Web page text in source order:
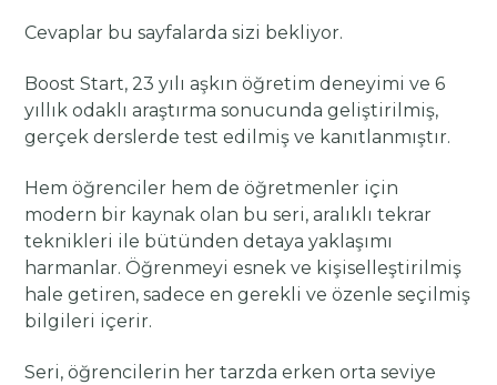
Cevaplar bu sayfalarda sizi bekliyor.
Boost Start, 23 yılı aşkın öğretim deneyimi ve 6
yıllık odaklı araştırma sonucunda geliştirilmiş,
gerçek derslerde test edilmiş ve kanıtlanmıştır.
Hem öğrenciler hem de öğretmenler için
modern bir kaynak olan bu seri, aralıklı tekrar
teknikleri ile bütünden detaya yaklaşımı
harmanlar. Öğrenmeyi esnek ve kişiselleştirilmiş
hale getiren, sadece en gerekli ve özenle seçilmiş
bilgileri içerir.
Seri, öğrencilerin her tarzda erken orta seviye